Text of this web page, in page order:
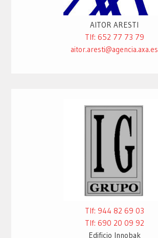
AITOR ARESTI
Tlf: 652 77 73 79
aitor.aresti@agencia.axa.es
Tlf: 944 82 69 03
Tlf: 690 20 09 92
Edificio Innobak